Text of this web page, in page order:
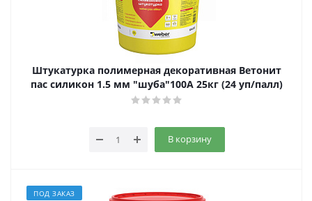
Штукатурка полимерная декоративная Ветонит
пас силикон 1.5 мм "шуба"100А 25кг (24 уп/палл)
В корзину
ПОД ЗАКАЗ